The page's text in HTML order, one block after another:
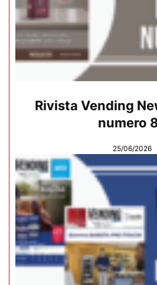
Rivista Vending
numero
25/06/2026